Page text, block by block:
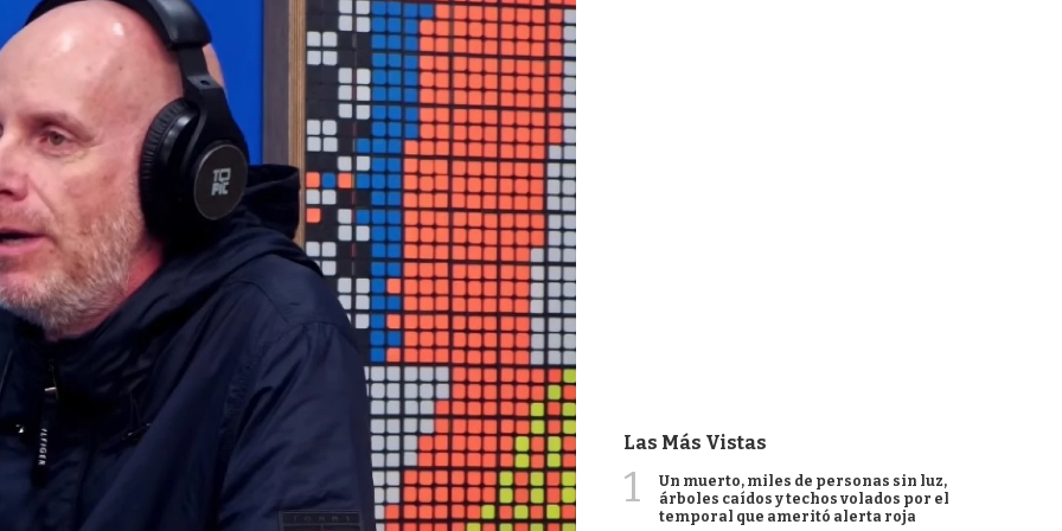
Las Más Vistas
1
Un muerto, miles de personas sin luz,
árboles caídos y techos volados por el
temporal que ameritó alerta roja